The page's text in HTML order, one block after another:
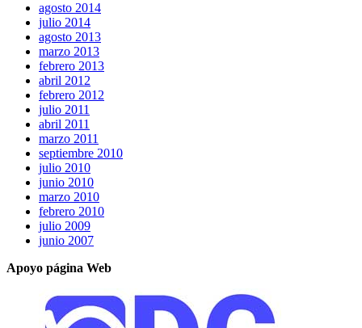
agosto 2014
julio 2014
agosto 2013
marzo 2013
febrero 2013
abril 2012
febrero 2012
julio 2011
abril 2011
marzo 2011
septiembre 2010
julio 2010
junio 2010
marzo 2010
febrero 2010
julio 2009
junio 2007
Apoyo página Web